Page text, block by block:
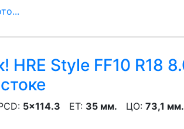
HRE Style FF10 R18
5x114.3 ET: 35 мм. ЦО: 73,1 мм.